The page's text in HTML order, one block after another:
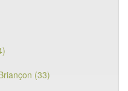
(33)